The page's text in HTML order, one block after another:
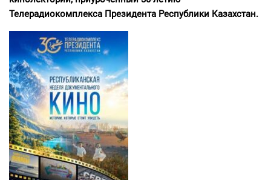
Телерадиокомплекса Президента Республики Казахстан.